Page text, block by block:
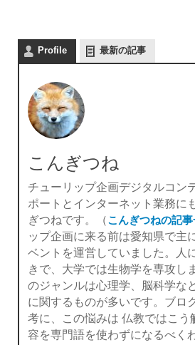
Profile 最新の記事
こんぎつね
チューリップ企画デジタルコン
ポートとインターネット業務に
ぎつねです。（こんぎつねの記
ップ企画に来る前は愛知県で主
ベントを運営していました。人
きで、大学では生物学を専攻し
のジャンルは心理学、脳科学な
に関するものが多いです。ブロ
考に、この悩みは 仏教ではこう
容を専門語を使わずになるべく